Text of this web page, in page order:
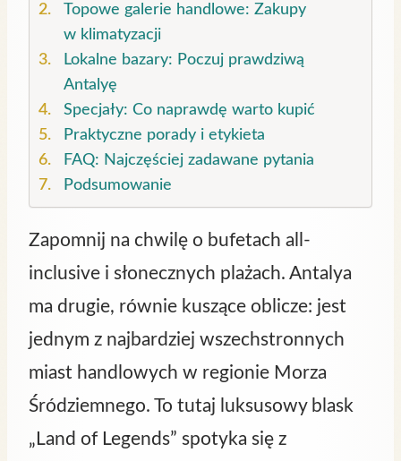
Topowe galerie handlowe: Zakupy
w klimatyzacji
Lokalne bazary: Poczuj prawdziwą
Antalyę
Specjały: Co naprawdę warto kupić
Praktyczne porady i etykieta
FAQ: Najczęściej zadawane pytania
Podsumowanie
Zapomnij na chwilę o bufetach all-
inclusive i słonecznych plażach. Antalya
ma drugie, równie kuszące oblicze: jest
jednym z najbardziej wszechstronnych
miast handlowych w regionie Morza
Śródziemnego. To tutaj luksusowy blask
„Land of Legends” spotyka się z